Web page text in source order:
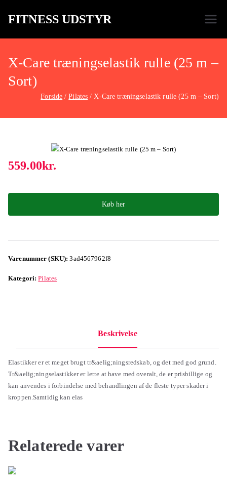
FITNESS UDSTYR
X-Care træningselastik rulle (25 m –
Sort)
Forside Pilates X-Care træningselastik rulle (25 m – Sort)
559.00kr.
Køb her
Varenummer (SKU):3ad4567962f8
Kategori:Pilates
Beskrivelse
Elastikker er et meget brugt tr&aelig;ningsredskab, og det med god grund.
Tr&aelig;ningselastikker er lette at have med overalt, de er prisbillige og
kan anvendes i forbindelse med behandlingen af de fleste typer skader i
kroppen.Samtidig kan elas
Relaterede varer